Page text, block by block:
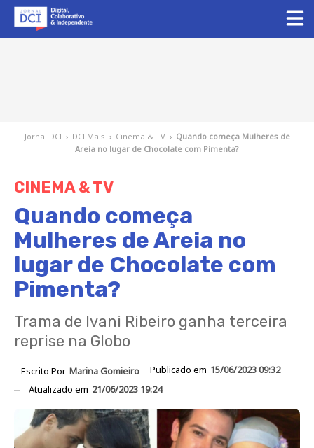
Jornal DCI › DCI Mais › Cinema & TV › Quando começa Mulheres de
Areia no lugar de Chocolate com Pimenta?
CINEMA & TV
Quando começa
Mulheres de Areia no
lugar de Chocolate com
Pimenta?
Trama de Ivani Ribeiro ganha terceira
reprise na Globo
Escrito Por Marina Gomieiro Publicado em 15/06/2023 09:32
Atualizado em 21/06/2023 19:24